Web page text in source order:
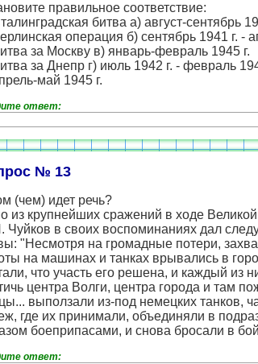
правильное соответствие:
битва а) август-сентябрь
операция б) сентябрь 1941 г. -
за Москву в) январь-февраль 1945 г.
за Днепр г) июль 1942 г. - февраль
май 1945 г.
ответ:
№ 13
(чем) идет речь?
из крупнейших сражений в ходе
Чуйков в своих воспоминаниях дал
"Несмотря на громадные потери,
на машинах и танках врывались в
что участь его решена, и каждый из
центра Волги, центра города и там
выползали из-под немецких танков,
где их принимали, объединяли в
боеприпасами, и снова бросали в
ответ: